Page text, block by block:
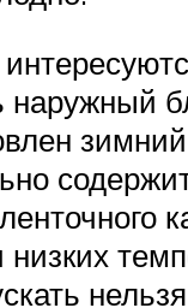
наружный
низких